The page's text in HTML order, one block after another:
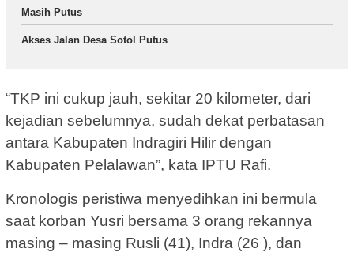
Masih Putus
Akses Jalan Desa Sotol Putus
“TKP ini cukup jauh, sekitar 20 kilometer, dari
kejadian sebelumnya, sudah dekat perbatasan
antara Kabupaten Indragiri Hilir dengan
Kabupaten Pelalawan”, kata IPTU Rafi.
Kronologis peristiwa menyedihkan ini bermula
saat korban Yusri bersama 3 orang rekannya
masing – masing Rusli (41), Indra (26 ), dan